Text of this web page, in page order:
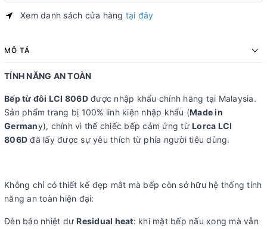
Xem danh sách cửa hàng tại đây
MÔ TẢ
TÍNH NĂNG AN TOÀN
Bếp từ đôi LCI 806Dđược nhập khẩu chính hãng tại Malaysia.
Sản phẩm trang bị 100% linh kiện nhập khẩu (Made in
Germany), chính vì thế chiếc bếp cảm ứng từ Lorca LCI
806D đã lấy được sự yêu thích từ phía người tiêu dùng.
Không chỉ có thiết kế đẹp mắt mà bếp còn sở hữu hệ thống tính
năng an toàn hiện đại:
Đèn báo nhiệt dưResidual heat: khi mặt bếp nấu xong mà vẫn